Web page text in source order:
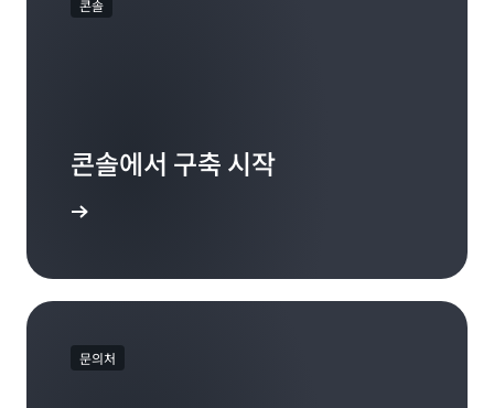
콘솔
콘솔에서 구축 시작
문의처